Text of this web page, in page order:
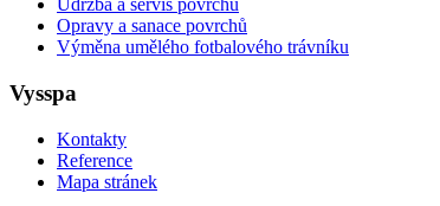
Údržba a servis povrchů
Opravy a sanace povrchů
Výměna umělého fotbalového trávníku
Vysspa
Kontakty
Reference
Mapa stránek